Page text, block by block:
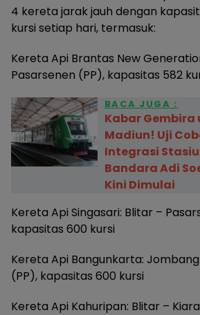
4 kereta jarak jauh dengan
kursi setiap hari, termasuk:
Kereta Api Brantas New
Pasarsenen (PP), kapasitas 582
BACA JUGA :
Kabar
Madiun! Uji
Integrasi
Bandara Adi
Kini Dimulai
Kereta Api Singasari: Blitar –
kapasitas 600 kursi
Kereta Api Bangunkarta:
(PP), kapasitas 600 kursi
Kereta Api Kahuripan: Blitar –